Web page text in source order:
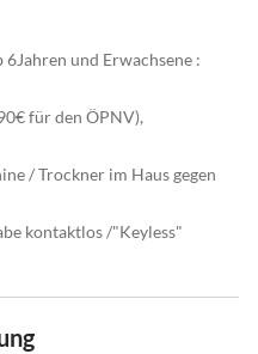
und Erwachsene :
für den ÖPNV),
/ Trockner im Haus gegen
kontaktlos /"Keyless"